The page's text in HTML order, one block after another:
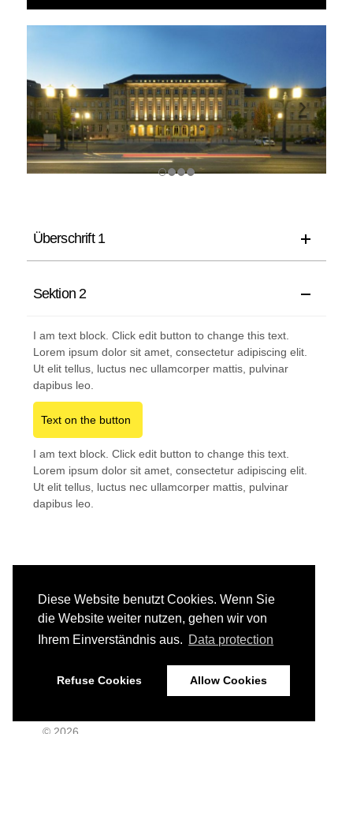
Diese Website benutzt Cookies. Wenn Sie
die Website weiter nutzen, gehen wir von
Ihrem Einverständnis aus. Data protection
Refuse Cookies Allow Cookies
Überschrift 1
Sektion 2
I am text block. Click edit button to change this text.
Lorem ipsum dolor sit amet, consectetur adipiscing elit.
Ut elit tellus, luctus nec ullamcorper mattis, pulvinar
dapibus leo.
Text on the button
I am text block. Click edit button to change this text.
Lorem ipsum dolor sit amet, consectetur adipiscing elit.
Ut elit tellus, luctus nec ullamcorper mattis, pulvinar
dapibus leo.
© 2026